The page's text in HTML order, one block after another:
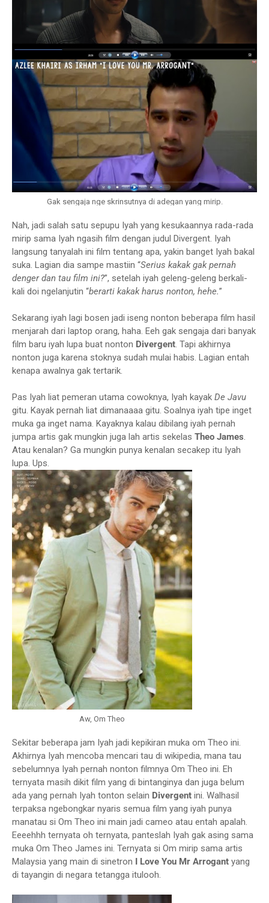
Gak sengaja nge skrinsutnya di adegan yang mirip.
Nah, jadi salah satu sepupu Iyah yang kesukaannya rada-rada
mirip sama Iyah ngasih film dengan judul Divergent. Iyah
langsung tanyalah ini film tentang apa, yakin banget Iyah bakal
suka. Lagian dia sampe mastiin “Serius kakak gak pernah
denger dan tau film ini?”, setelah iyah geleng-geleng berkali-
kali doi ngelanjutin “berarti kakak harus nonton, hehe.”
Sekarang iyah lagi bosen jadi iseng nonton beberapa film hasil
menjarah dari laptop orang, haha. Eeh gak sengaja dari banyak
film baru iyah lupa buat nonton Divergent. Tapi akhirnya
nonton juga karena stoknya sudah mulai habis. Lagian entah
kenapa awalnya gak tertarik.
Pas Iyah liat pemeran utama cowoknya, Iyah kayak De Javu
gitu. Kayak pernah liat dimanaaaa gitu. Soalnya iyah tipe inget
muka ga inget nama. Kayaknya kalau dibilang iyah pernah
jumpa artis gak mungkin juga lah artis sekelas Theo James.
Atau kenalan? Ga mungkin punya kenalan secakep itu Iyah
lupa. Ups.
Aw, Om Theo
Sekitar beberapa jam Iyah jadi kepikiran muka om Theo ini.
Akhirnya Iyah mencoba mencari tau di wikipedia, mana tau
sebelumnya Iyah pernah nonton filmnya Om Theo ini. Eh
ternyata masih dikit film yang di bintanginya dan juga belum
ada yang pernah Iyah tonton selain Divergent ini. Walhasil
terpaksa ngebongkar nyaris semua film yang iyah punya
manatau si Om Theo ini main jadi cameo atau entah apalah.
Eeeehhh ternyata oh ternyata, panteslah Iyah gak asing sama
muka Om Theo James ini. Ternyata si Om mirip sama artis
Malaysia yang main di sinetron I Love You Mr Arrogant yang
di tayangin di negara tetangga itulooh.